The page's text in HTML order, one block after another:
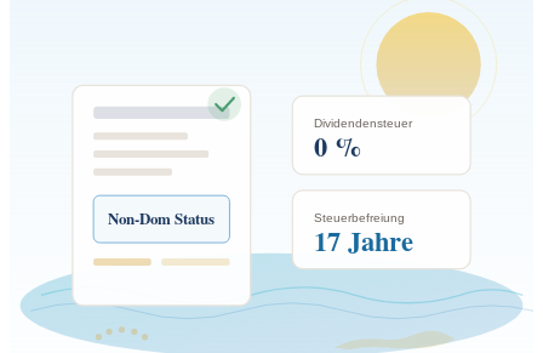
Non-Dom Status
Dividendensteuer
0 %
Steuerbefreiung
17 Jahre